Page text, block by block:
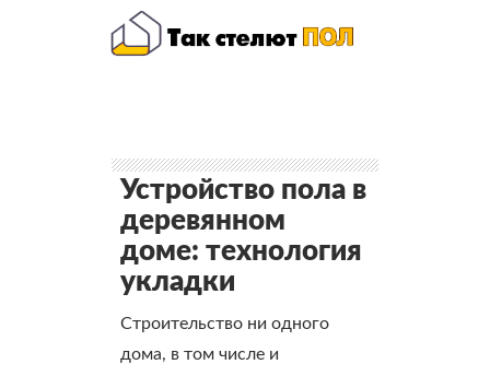
Устройство пола в
деревянном
доме: технология
укладки
Строительство ни одного
дома, в том числе и